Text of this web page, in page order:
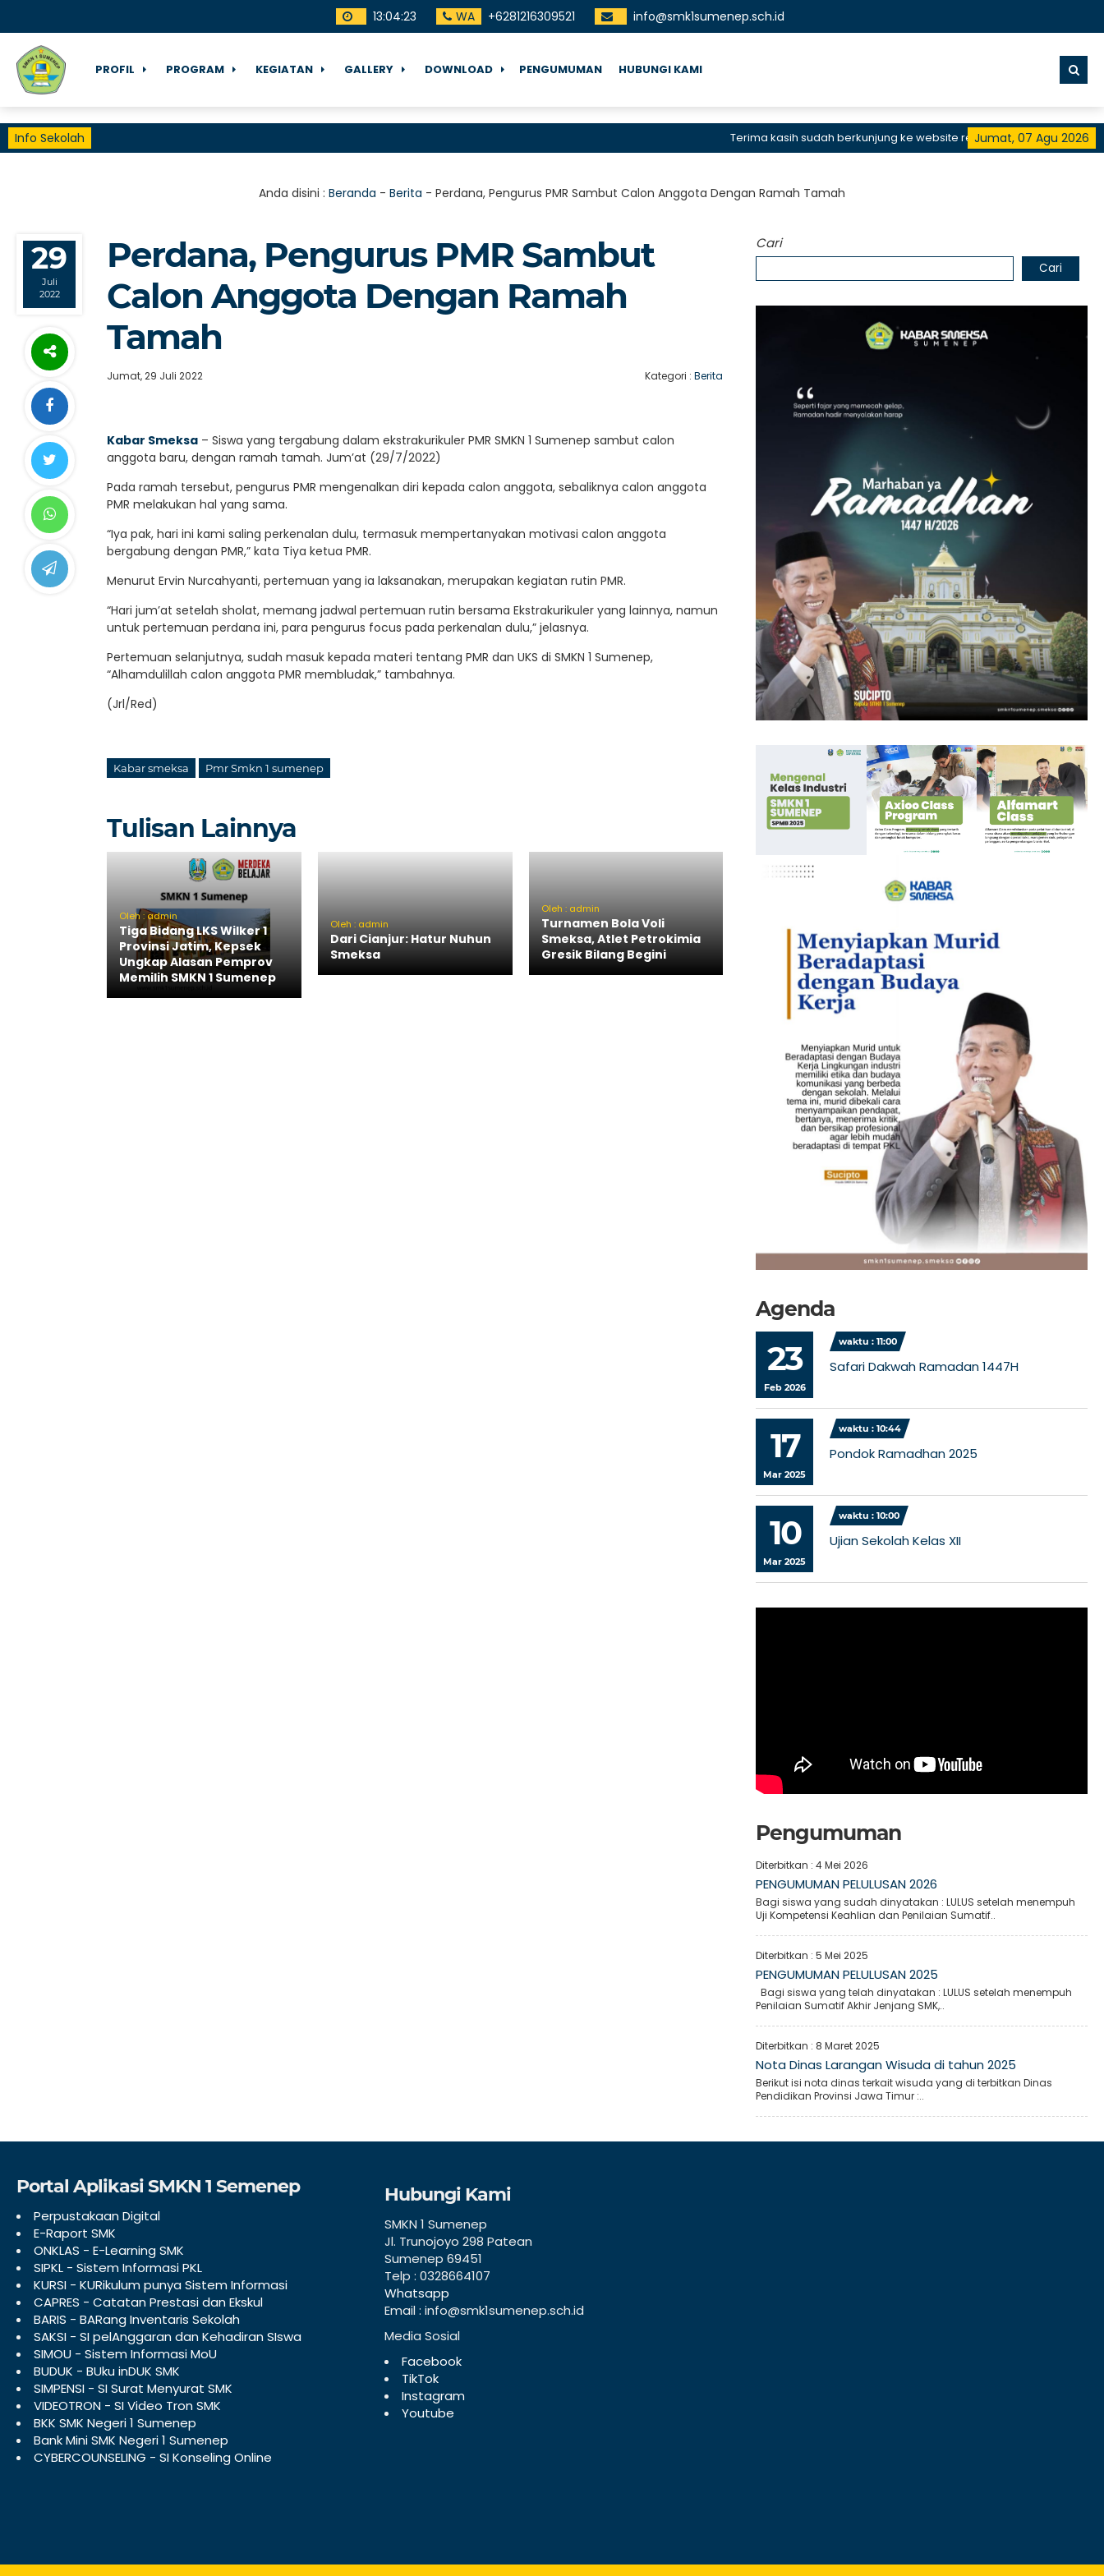
13:04:24 WA +6281216309521 info@smk1sumenep.sch.id
PROFIL PROGRAM KEGIATAN GALLERY DOWNLOAD PENGUMUMAN HUBUNGI KAMI
Info Sekolah Jumat, 07 Agu 2026
Terima kasih sudah berkunjung ke website resmi SMKN 1 Sumenep, SMK
Anda disini : Beranda - Berita - Perdana, Pengurus PMR Sambut Calon Anggota Dengan Ramah Tamah
29
Juli
2022
Perdana, Pengurus PMR Sambut
Calon Anggota Dengan Ramah
Tamah
Jumat, 29 Juli 2022 Kategori :Berita
Kabar Smeksa – Siswa yang tergabung dalam ekstrakurikuler PMR SMKN 1 Sumenep sambut calon
anggota baru, dengan ramah tamah. Jum’at (29/7/2022)
Pada ramah tersebut, pengurus PMR mengenalkan diri kepada calon anggota, sebaliknya calon anggota
PMR melakukan hal yang sama.
“Iya pak, hari ini kami saling perkenalan dulu, termasuk mempertanyakan motivasi calon anggota
bergabung dengan PMR,” kata Tiya ketua PMR.
Menurut Ervin Nurcahyanti, pertemuan yang ia laksanakan, merupakan kegiatan rutin PMR.
“Hari jum’at setelah sholat, memang jadwal pertemuan rutin bersama Ekstrakurikuler yang lainnya, namun
untuk pertemuan perdana ini, para pengurus focus pada perkenalan dulu,” jelasnya.
Pertemuan selanjutnya, sudah masuk kepada materi tentang PMR dan UKS di SMKN 1 Sumenep,
“Alhamdulillah calon anggota PMR membludak,” tambahnya.
(Jrl/Red)
Kabar smeksa Pmr Smkn 1 sumenep
Tulisan Lainnya
Oleh : admin
Tiga Bidang LKS Wilker 1
Provinsi Jatim, Kepsek
Ungkap Alasan Pemprov
Memilih SMKN 1 Sumenep
Oleh : admin
Dari Cianjur: Hatur Nuhun
Smeksa
Oleh : admin
Turnamen Bola Voli
Smeksa, Atlet Petrokimia
Gresik Bilang Begini
Cari
Cari
Agenda
23
Feb 2026
waktu : 11:00
Safari Dakwah Ramadan 1447H
17
Mar 2025
waktu : 10:44
Pondok Ramadhan 2025
10
Mar 2025
waktu : 10:00
Ujian Sekolah Kelas XII
Pengumuman
Diterbitkan :4 Mei 2026
PENGUMUMAN PELULUSAN 2026
Bagi siswa yang sudah dinyatakan : LULUS setelah menempuh
Uji Kompetensi Keahlian dan Penilaian Sumatif..
Diterbitkan :5 Mei 2025
PENGUMUMAN PELULUSAN 2025
Bagi siswa yang telah dinyatakan : LULUS setelah menempuh
Penilaian Sumatif Akhir Jenjang SMK,..
Diterbitkan : 8 Maret 2025
Nota Dinas Larangan Wisuda di tahun 2025
Berikut isi nota dinas terkait wisuda yang di terbitkan Dinas
Pendidikan Provinsi Jawa Timur :..
Portal Aplikasi SMKN 1 Semenep
Perpustakaan Digital
E-Raport SMK
ONKLAS - E-Learning SMK
SIPKL - Sistem Informasi PKL
KURSI - KURikulum punya Sistem Informasi
CAPRES - Catatan Prestasi dan Ekskul
BARIS - BARang Inventaris Sekolah
SAKSI - SI pelAnggaran dan Kehadiran SIswa
SIMOU - Sistem Informasi MoU
BUDUK - BUku inDUK SMK
SIMPENSI - SI Surat Menyurat SMK
VIDEOTRON - SI Video Tron SMK
BKK SMK Negeri 1 Sumenep
Bank Mini SMK Negeri 1 Sumenep
CYBERCOUNSELING - SI Konseling Online
Hubungi Kami
SMKN 1 Sumenep
Jl. Trunojoyo 298 Patean
Sumenep 69451
Telp : 0328664107
Whatsapp
Email : info@smk1sumenep.sch.id
Media Sosial
Facebook
TikTok
Instagram
Youtube